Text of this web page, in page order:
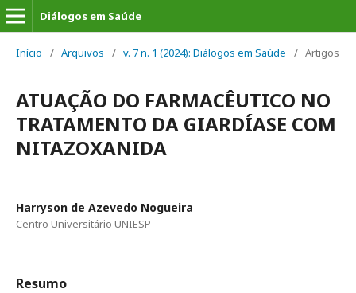
Diálogos em Saúde
Início / Arquivos / v. 7 n. 1 (2024): Diálogos em Saúde / Artigos
ATUAÇÃO DO FARMACÊUTICO NO
TRATAMENTO DA GIARDÍASE COM
NITAZOXANIDA
Harryson de Azevedo Nogueira
Centro Universitário UNIESP
Resumo